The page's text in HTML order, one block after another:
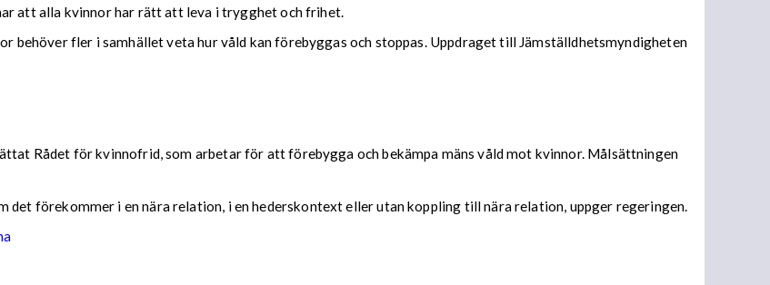
att alla kvinnor har rätt att leva i trygghet och frihet.
behöver fler i samhället veta hur våld kan förebyggas och stoppas. Uppdraget till Jämställdhetsmyndigheten
Rådet för kvinnofrid, som arbetar för att förebygga och bekämpa mäns våld mot kvinnor. Målsättningen
förekommer i en nära relation, i en hederskontext eller utan koppling till nära relation, uppger regeringen.